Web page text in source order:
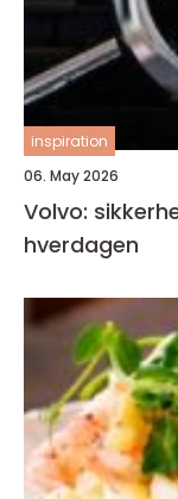
inspiration
06. May 2026
Volvo:
hverdagen